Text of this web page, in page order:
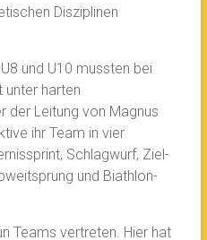
Disziplinen
und U10 mussten bei
harten
der Leitung von Magnus
ihr Team in vier
Schlagwurf, Ziel-
und Biathlon-
Teams vertreten. Hier hat